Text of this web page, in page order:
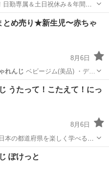
勤専属＆土日祝休み＆年間休
カー通勤OK＆無料駐車場あり
茨城県常陸大宮市》 人気の
の他
とめ売り★新生児〜赤ちゃ
8月6日
れんじ ベビージム(美品) ・デ…
ー用品
うたって！こたえて！にっ
8月6日
の都道府県を楽しく学べる、
象年齢: 5歳以上 - ...
ぽけっと